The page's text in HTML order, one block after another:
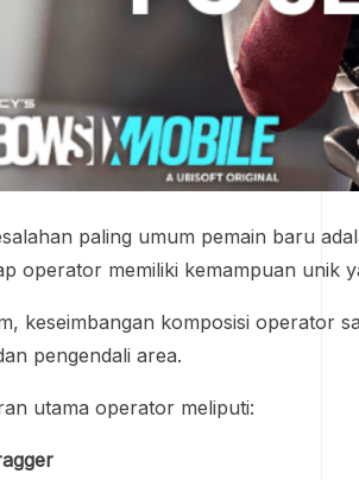
paling umum pemain baru
operator memiliki kemampuan
keseimbangan komposisi operator
pengendali area.
utama operator meliputi: